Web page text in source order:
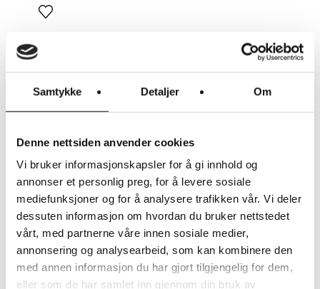
Samtykke Detaljer Om
Denne nettsiden anvender cookies
Vi bruker informasjonskapsler for å gi innhold og
annonser et personlig preg, for å levere sosiale
mediefunksjoner og for å analysere trafikken vår. Vi deler
dessuten informasjon om hvordan du bruker nettstedet
vårt, med partnerne våre innen sosiale medier,
annonsering og analysearbeid, som kan kombinere den
med annen informasjon du har gjort tilgjengelig for dem,
eller som de har samlet inn gjennom din bruk av
BESKYTTER MOT UVÆR OG
TYVERI
LES MER
RIESE & MÜLLER
RM MULTITINKER VESKER 2 X
42 LITER (H)
KR3.250